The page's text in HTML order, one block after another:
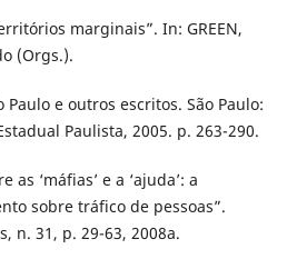
marginais”. In: GREEN,
(Orgs.).
Paulo e outros escritos. São Paulo:
Paulista, 2005. p. 263-290.
as ‘máfias’ e a ‘ajuda’: a
sobre tráfico de pessoas”.
n. 31, p. 29-63, 2008a.